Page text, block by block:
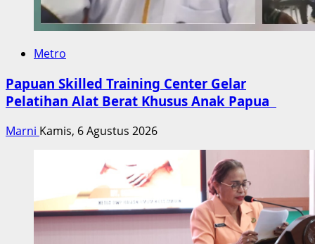
Metro
Papuan Skilled Training Center Gelar
Pelatihan Alat Berat Khusus Anak Papua
Marni Kamis, 6 Agustus 2026